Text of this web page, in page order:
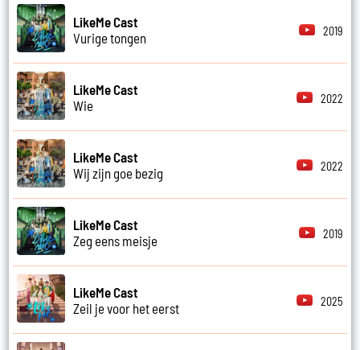
LikeMe Cast
Vurige tongen
2019
LikeMe Cast
Wie
2022
LikeMe Cast
Wij zijn goe bezig
2022
LikeMe Cast
Zeg eens meisje
2019
LikeMe Cast
Zeil je voor het eerst
2025